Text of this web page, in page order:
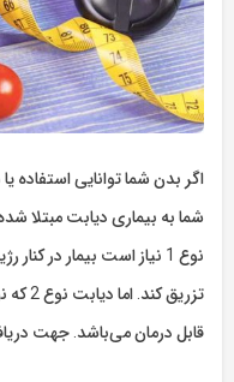
اگر بدن شما توانایی استفاده
نوع 1 نیاز است بیمار در
قابل درمان می‌باشد. جهت